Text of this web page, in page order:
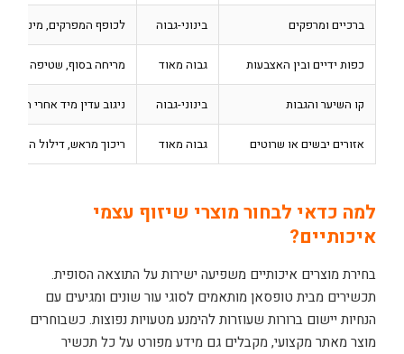
ברכיים ומרפקים בינוני-גבוה לכופף המפרקים, מינימום
כפות ידיים ובין האצבעות גבוה מאוד מריחה בסוף, שטיפה
קו השיער והגבות בינוני-גבוה ניגוב עדין מיד אחרי
אזורים יבשים או שרוטים גבוה מאוד ריכוך מראש, דילול החומר
למה כדאי לבחור מוצרי שיזוף עצמי
איכותיים?
בחירת מוצרים איכותיים משפיעה ישירות על התוצאה הסופית.
תכשירים מבית טופסאן מותאמים לסוגי עור שונים ומגיעים עם
הנחיות יישום ברורות שעוזרות להימנע מטעויות נפוצות. כשבוחרים
מוצר מאתר מקצועי, מקבלים גם מידע מפורט על כל תכשיר